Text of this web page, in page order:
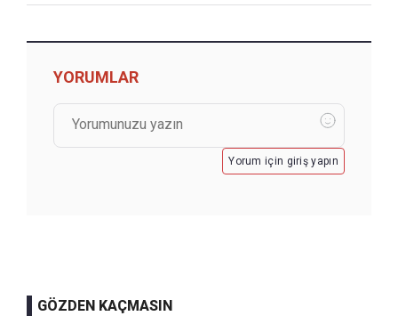
YORUMLAR
Yorum için giriş yapın
GÖZDEN KAÇMASIN